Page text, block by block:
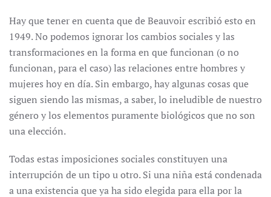
Hay que tener en cuenta que de Beauvoir escribió esto en
1949. No podemos ignorar los cambios sociales y las
transformaciones en la forma en que funcionan (o no
funcionan, para el caso) las relaciones entre hombres y
mujeres hoy en día. Sin embargo, hay algunas cosas que
siguen siendo las mismas, a saber, lo ineludible de nuestro
género y los elementos puramente biológicos que no son
una elección.
Todas estas imposiciones sociales constituyen una
interrupción de un tipo u otro. Si una niña está condenada
a una existencia que ya ha sido elegida para ella por la